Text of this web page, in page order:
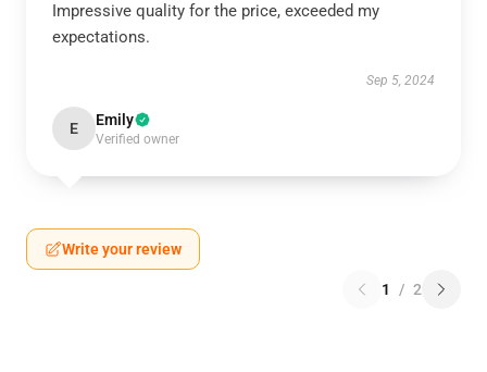
Impressive quality for the price, exceeded my
expectations.
Sep 5, 2024
E Emily
Verified owner
Write your review
1 / 2